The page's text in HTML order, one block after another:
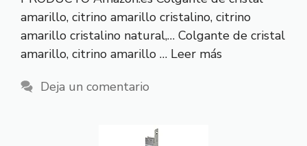
amarillo, citrino amarillo cristalino, citrino
amarillo cristalino natural,… Colgante de cristal
amarillo, citrino amarillo … Leer más
Deja un comentario